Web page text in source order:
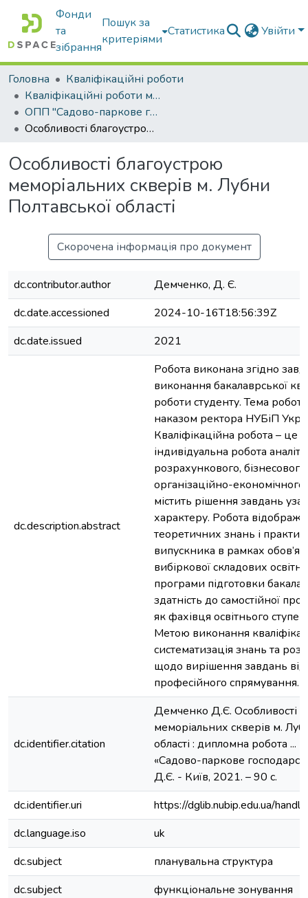
Фонди
та
зібрання
Пошук за
критеріями
Статистика Увійти
Головна
Кваліфікаційні роботи
Кваліфікаційні роботи магістрів
ОПП "Садово-паркове господарство"
Особливості благоустрою меморіальних скверів м. Лубни Полтавської області
Особливості благоустрою
меморіальних скверів м. Лубни
Полтавської області
Скорочена інформація про документ
dc.contributor.author
Демченко, Д. Є.
dc.date.accessioned
2024-10-16T18:56:39Z
dc.date.issued
2021
dc.description.abstract
Робота виконана згідно
виконання бакалаврської
роботи студенту. Тема
наказом ректора НУБіП
Кваліфікаційна робота – це
індивідуальна робота
розрахункового,
організаційно-
містить рішення завдань
характеру. Робота
теоретичних знань і
випускника в рамках
вибіркової складових
програми підготовки
здатність до самостійної
як фахівця освітнього
Метою виконання
систематизація знань та
щодо вирішення завдань
професійного спрямування.
dc.identifier.citation
Демченко Д.Є. Особливості
меморіальних скверів м.
області : дипломна робота ...
«Садово-паркове
Д.Є. - Київ, 2021. – 90 с.
dc.identifier.uri
https://dglib.nubip.edu.ua/
dc.language.iso
uk
dc.subject
планувальна структура
dc.subject
функціональне зонування